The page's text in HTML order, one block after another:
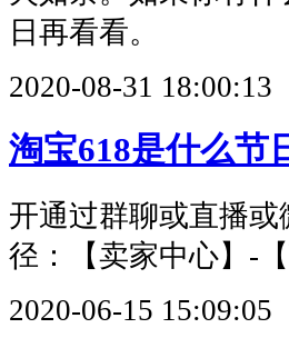
日再看看。
2020-08-31 18:00:13
淘宝618是什么节
开通过群聊或直播
径：【卖家中心】-
2020-06-15 15:09:05